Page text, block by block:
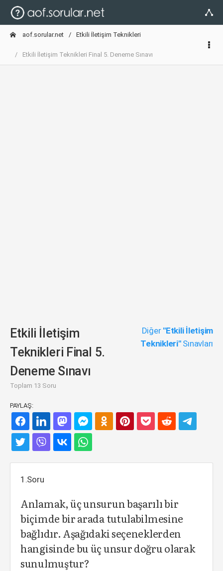
aof.sorular.net Etkili İletişim Teknikleri
Etkili İletişim Teknikleri Final 5. Deneme Sınavı
Etkili İletişim
Teknikleri Final 5.
Deneme Sınavı
Toplam 13 Soru
Diğer "Etkili İletişim
Teknikleri"Sınavları
PAYLAŞ:
1.Soru
Anlamak, üç unsurun başarılı bir
biçimde bir arada tutulabilmesine
bağlıdır. Aşağıdaki seçeneklerden
hangisinde bu üç unsur doğru olarak
sunulmuştur?